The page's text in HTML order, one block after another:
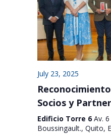
July 23, 2025
Socios y
Edificio Torre 6 Av.
Boussingault., Quito,